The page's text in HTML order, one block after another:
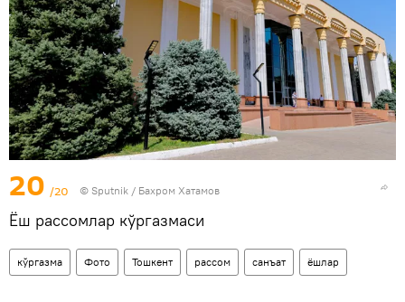
20 /20 © Sputnik / Бахром Хатамов
Ёш рассомлар кўргазмаси
кўргазма Фото Тошкент рассом санъат ёшлар